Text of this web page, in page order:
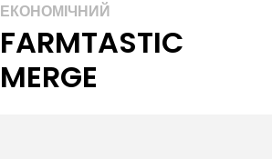
ЕКОНОМІЧНИЙ
FARMTASTIC
MERGE